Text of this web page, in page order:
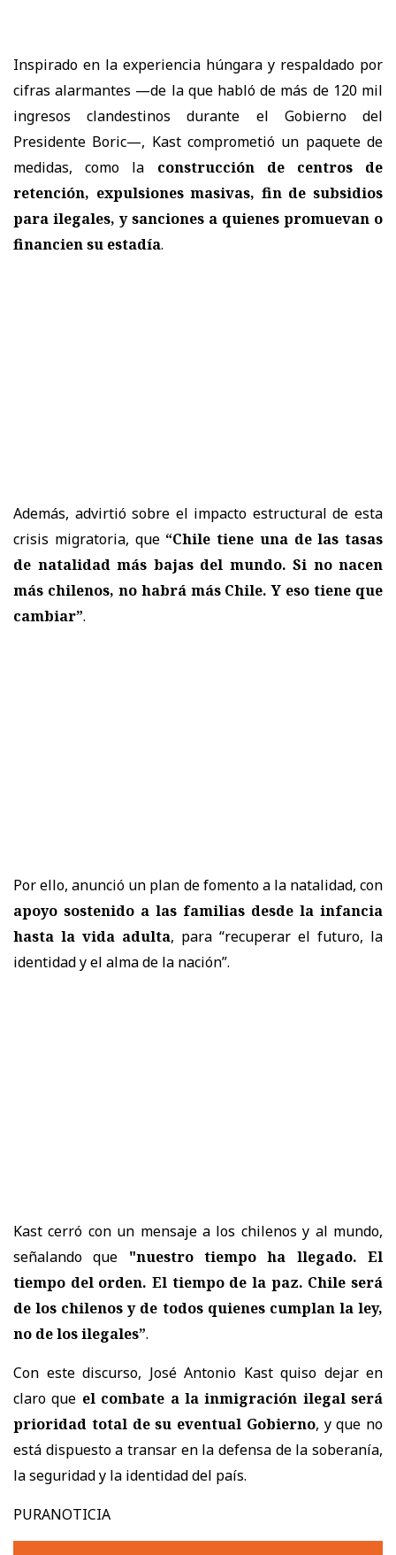
Inspirado en la experiencia húngara y respaldado por
cifras alarmantes —de la que habló de más de 120 mil
ingresos clandestinos durante el Gobierno del
Presidente Boric—, Kast comprometió un paquete de
medidas, como la construcción de centros de
retención, expulsiones masivas, fin de subsidios
para ilegales, y sanciones a quienes promuevan o
financien su estadía.
Además, advirtió sobre el impacto estructural de esta
crisis migratoria, que “Chile tiene una de las tasas
de natalidad más bajas del mundo. Si no nacen
más chilenos, no habrá más Chile. Y eso tiene que
cambiar”.
Por ello, anunció un plan de fomento a la natalidad, con
apoyo sostenido a las familias desde la infancia
hasta la vida adulta, para “recuperar el futuro, la
identidad y el alma de la nación”.
Kast cerró con un mensaje a los chilenos y al mundo,
señalando que "nuestro tiempo ha llegado. El
tiempo del orden. El tiempo de la paz. Chile será
de los chilenos y de todos quienes cumplan la ley,
no de los ilegales”.
Con este discurso, José Antonio Kast quiso dejar en
claro que el combate a la inmigración ilegal será
prioridad total de su eventual Gobierno, y que no
está dispuesto a transar en la defensa de la soberanía,
la seguridad y la identidad del país.
PURANOTICIA